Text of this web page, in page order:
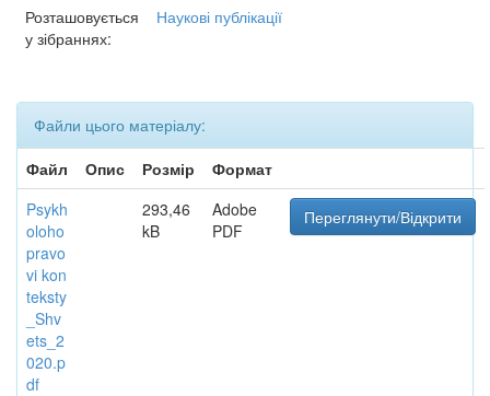
Розташовується
у зібраннях:
Наукові публікації
Файли цього матеріалу:
Файл
Опис Розмір
Формат
Psykh
oloho
pravo
vi kon
teksty
_Shv
ets_2
020.p
df
293,46
kB
Adobe
PDF
Переглянути/Відкрити